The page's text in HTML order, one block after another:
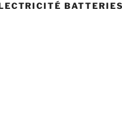
BATTERIES